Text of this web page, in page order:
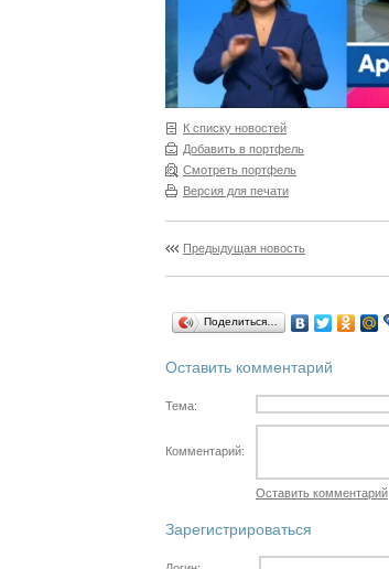
К списку новостей
Добавить в портфель
Смотреть портфель
Версия для печати
Предыдущая новость
Поделиться…
Оставить комментарий
Тема:
Комментарий:
Оставить комментарий
Зарегистрироваться